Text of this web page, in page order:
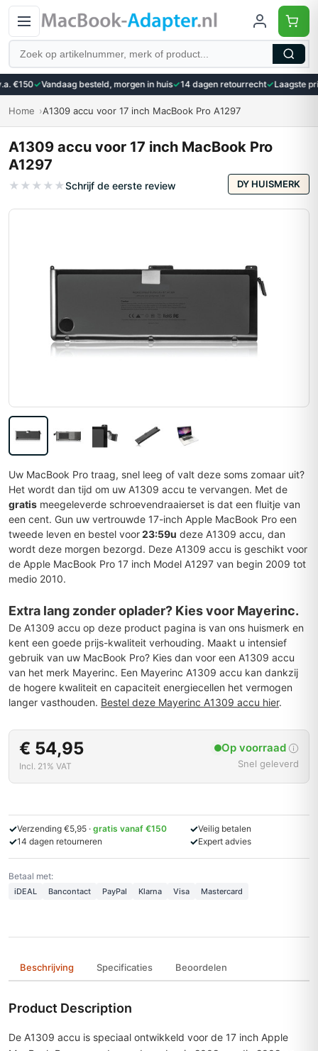
€150✓Vandaag besteld, morgen in huis✓14 dagen retourrecht✓Laagste
Home A1309 accu voor 17 inch MacBook Pro A1297
A1309 accu voor 17 inch MacBook Pro
A1297
★ ★ ★ ★ ★Schrijf de eerste review DY HUISMERK
Uw MacBook Pro traag, snel leeg of valt deze soms zomaar uit?
Het wordt dan tijd om uw A1309 accu te vervangen. Met de
gratis meegeleverde schroevendraaierset is dat een fluitje van
een cent. Gun uw vertrouwde 17-inch Apple MacBook Pro een
tweede leven en bestel voor23:59u deze A1309 accu, dan
wordt deze morgen bezorgd. Deze A1309 accu is geschikt voor
de Apple MacBook Pro 17 inch Model A1297 van begin 2009 tot
medio 2010.
Extra lang zonder oplader? Kies voor Mayerinc.
De A1309 accu op deze product pagina is van ons huismerk en
kent een goede prijs-kwaliteit verhouding. Maakt u intensief
gebruik van uw MacBook Pro? Kies dan voor een A1309 accu
van het merk Mayerinc. Een Mayerinc A1309 accu kan dankzij
de hogere kwaliteit en capaciteit energiecellen het vermogen
langer vasthouden. Bestel deze Mayerinc A1309 accu hier.
€ 54,95
Incl. 21% VAT
Op voorraad
Snel geleverd
✓Verzending €5,95 · gratis vanaf €150 ✓Veilig betalen
✓14 dagen retourneren ✓Expert advies
Betaal met:
iDEAL Bancontact PayPal Klarna Visa Mastercard
Beschrijving Specificaties Beoordelen
Product Description
De A1309 accu is speciaal ontwikkeld voor de 17 inch Apple